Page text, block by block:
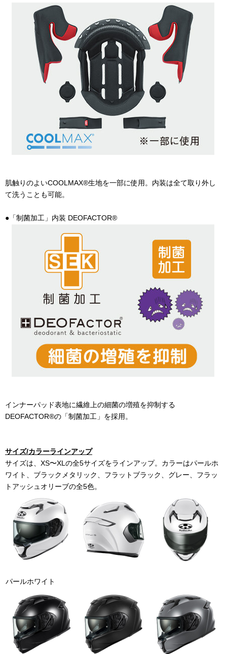
肌触りのよいCOOLMAX®生地を一部に使用。内装は全て取り外し
て洗うことも可能。
●「制菌加工」内装 DEOFACTOR®
インナーパッド表地に繊維上の細菌の増殖を抑制する
DEOFACTOR®の「制菌加工」を採用。
サイズ/カラーラインアップ
サイズは、 XS〜XL の全5サイズをラインアップ。カラーはパールホ
ワイト、ブラックメタリック、フラットブラック、グレー、フラッ
トアッシュオリーブの全5色。
パールホワイト